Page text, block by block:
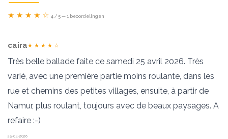
★ ★ ★ ★ ☆ 4 / 5 — 1 beoordelingen
caira★ ★ ★ ★ ☆
Très belle ballade faite ce samedi 25 avril 2026. Très
varié, avec une première partie moins roulante, dans les
rue et chemins des petites villages, ensuite, à partir de
Namur, plus roulant, toujours avec de beaux paysages. A
refaire :-)
25-04-2026